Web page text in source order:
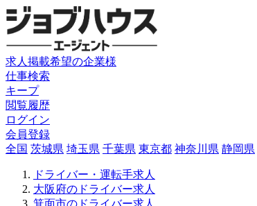
求人掲載希望の企業様
仕事検索
キープ
閲覧履歴
ログイン
会員登録
全国 茨城県 埼玉県 千葉県 東京都 神奈川県 静岡県
ドライバー・運転手求人
大阪府のドライバー求人